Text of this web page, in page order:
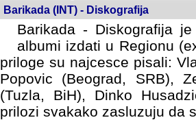
Barikada (INT) - Diskografija
Barikada - Diskografija
albumi izdati u Regionu
priloge su najcesce pisali:
Popovic (Beograd, SRB),
(Tuzla, BiH), Dinko
prilozi svakako zasluzuju da